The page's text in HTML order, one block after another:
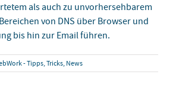
als auch zu unvorhersehbarem
von DNS über Browser und
bis hin zur Email führen.
- Tipps, Tricks, News